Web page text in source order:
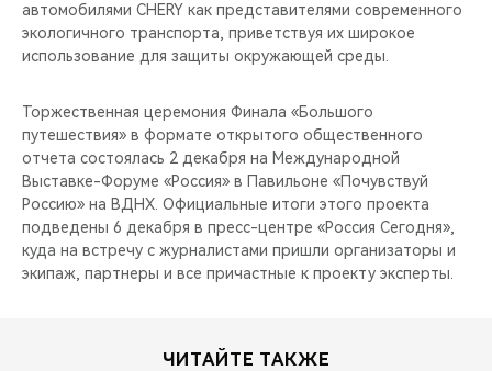
автомобилями CHERY как представителями современного
экологичного транспорта, приветствуя их широкое
использование для защиты окружающей среды.
Торжественная церемония Финала «Большого
путешествия» в формате открытого общественного
отчета состоялась 2 декабря на Международной
Выставке-Форуме «Россия» в Павильоне «Почувствуй
Россию» на ВДНХ. Официальные итоги этого проекта
подведены 6 декабря в пресс-центре «Россия Сегодня»,
куда на встречу с журналистами пришли организаторы и
экипаж, партнеры и все причастные к проекту эксперты.
ЧИТАЙТЕ ТАКЖЕ